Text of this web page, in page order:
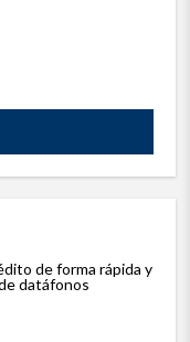
de forma rápida y
datáfonos